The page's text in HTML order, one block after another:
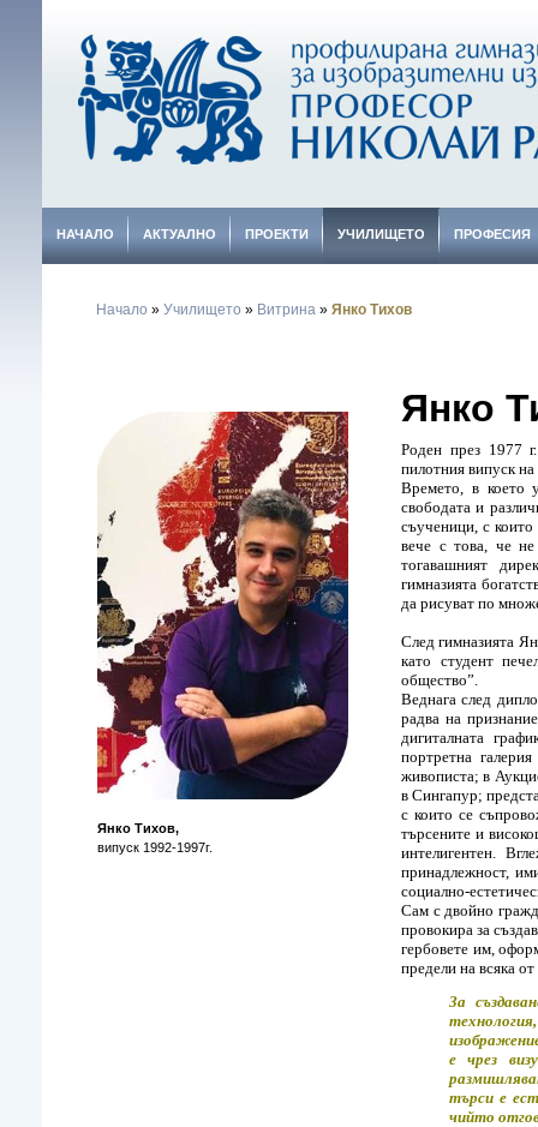
НАЧАЛО АКТУАЛНО ПРОЕКТИ УЧИЛИЩЕТО ПРОФЕСИЯ
Начало » Училището » Витрина » Янко Тихов
Янко Тихов,
випуск 1992-1997г.
Янко
Роден през 1977
пилотния випуск
Времето, в което
свободата и
съученици, с
вече с това, че
тогавашният
гимназията
да рисуват по
След гимназията
като студент
общество”.
Веднага след
радва на
дигиталната
портретна
живописта; в
в Сингапур;
с които се
търсените и
интелигентен.
принадлежност,
социално-
Сам с двойно
провокира за
гербовете им,
предели на всяка
За
е чрез
търси е
чийто